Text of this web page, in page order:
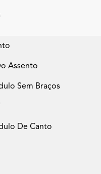
Assento
Sem Braços
De Canto